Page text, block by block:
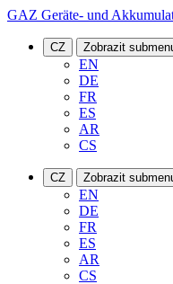
GAZ Geräte- und
CZ Zobrazit
EN
DE
FR
ES
AR
CS
CZ Zobrazit
EN
DE
FR
ES
AR
CS